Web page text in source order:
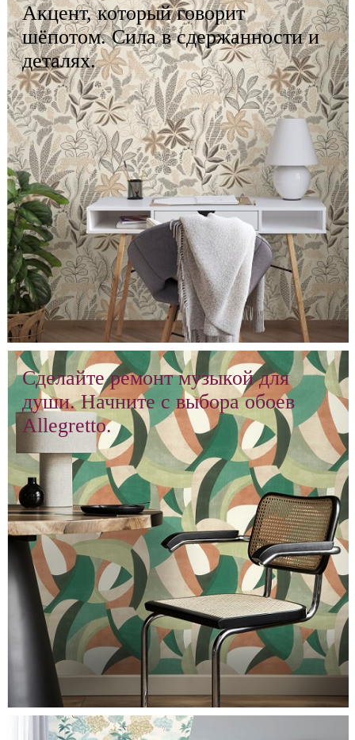
Акцент, который говорит
шёпотом. Сила в сдержанности и
деталях.
Сделайте ремонт музыкой для
души. Начните с выбора обоев
Allegretto.